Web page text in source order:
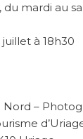
du mardi au
juillet à 18h30
–